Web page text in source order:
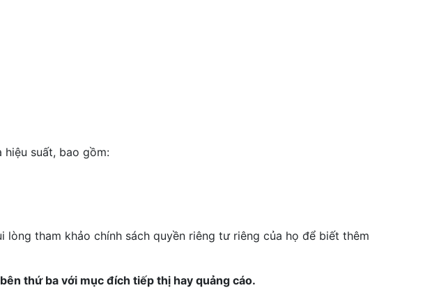
suất, bao gồm:
tham khảo chính sách quyền riêng tư riêng của họ để biết thêm
thứ ba với mục đích tiếp thị hay quảng cáo.